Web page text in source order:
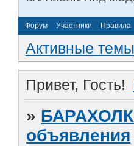
Форум Участники Правила
Активные темы
Привет, Гость!
»
объявления